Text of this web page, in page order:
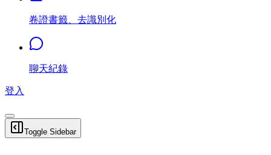
卷證書籤、去識別化
聊天紀錄
登入
Toggle Sidebar